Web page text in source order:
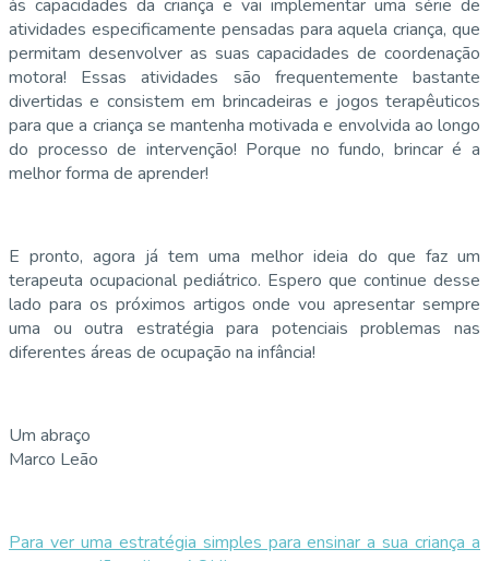
às capacidades da criança e vai implementar uma série de
atividades especificamente pensadas para aquela criança, que
permitam desenvolver as suas capacidades de coordenação
motora! Essas atividades são frequentemente bastante
divertidas e consistem em brincadeiras e jogos terapêuticos
para que a criança se mantenha motivada e envolvida ao longo
do processo de intervenção! Porque no fundo, brincar é a
melhor forma de aprender!
E pronto, agora já tem uma melhor ideia do que faz um
terapeuta ocupacional pediátrico. Espero que continue desse
lado para os próximos artigos onde vou apresentar sempre
uma ou outra estratégia para potenciais problemas nas
diferentes áreas de ocupação na infância!
Um abraço
Marco Leão
Para ver uma estratégia simples para ensinar a sua criança a